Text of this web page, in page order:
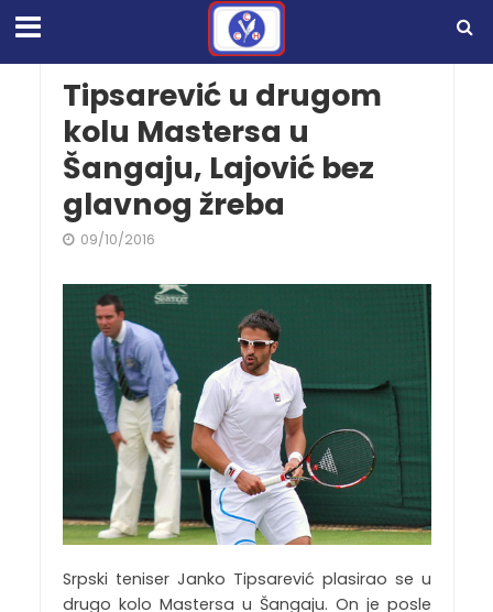
Tipsarević u drugom
kolu Mastersa u
Šangaju, Lajović bez
glavnog žreba
09/10/2016
Srpski teniser Janko Tipsarević plasirao se u
drugo kolo Mastersa u Šangaju. On je posle